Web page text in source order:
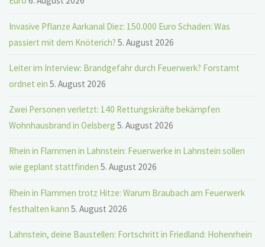
Invasive Pflanze Aarkanal Diez: 150.000 Euro Schaden: Was
passiert mit dem Knöterich? 5. August 2026
Leiter im Interview: Brandgefahr durch Feuerwerk? Forstamt
ordnet ein 5. August 2026
Zwei Personen verletzt: 140 Rettungskräfte bekämpfen
Wohnhausbrand in Oelsberg 5. August 2026
Rhein in Flammen in Lahnstein: Feuerwerke in Lahnstein sollen
wie geplant stattfinden 5. August 2026
Rhein in Flammen trotz Hitze: Warum Braubach am Feuerwerk
festhalten kann 5. August 2026
Lahnstein, deine Baustellen: Fortschritt in Friedland: Hohenrhein